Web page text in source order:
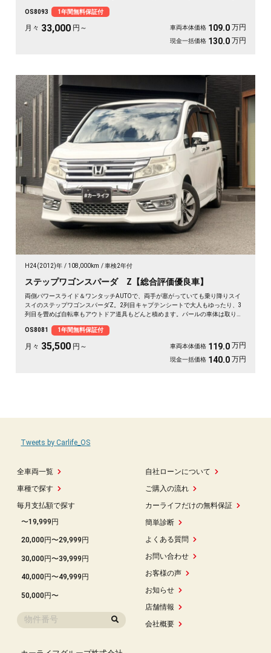
いた一台で、週末の遠出が待ち遠しくなりますよ。乗り込むほどに頼れる相棒に
💫🏔️🚗✌️《1年保証付》
OS8093 1年間無料保証付
月々 33,000 円～ 車両本体価格 109.0 万円
現金一括価格 130.0 万円
H24(2012)年 108,000km 車検2年付
ステップワゴンスパーダ Z【総合評価優良車】
両側パワースライド＆ワンタッチAUTOで、両手が塞がっていても乗り降りスイ
スイのステップワゴンスパーダZ。2列目キャプテンシートで大人もゆったり、3
列目を畳めば自転車もアウトドア道具もどんと積めます。パールの車体は取り回
しっかり残せて安心。天井のフリップダウンモニターで長距離も退屈知らず。毎
日の相棒にぴったりの一台です🚗✨💺🙌😊《1年保証付》
OS8081 1年間無料保証付
月々 35,500 円～ 車両本体価格 119.0 万円
現金一括価格 140.0 万円
全車両一覧
車種で探す
毎月支払額で探す
〜19,999円
20,000円〜29,999円
30,000円〜39,999円
40,000円〜49,999円
50,000円〜
自社ローンについて
ご購入の流れ
カーライフだけの無料保証
簡単診断
よくある質問
お問い合わせ
お客様の声
お知らせ
店舗情報
会社概要
Tweets by Carlife_OS